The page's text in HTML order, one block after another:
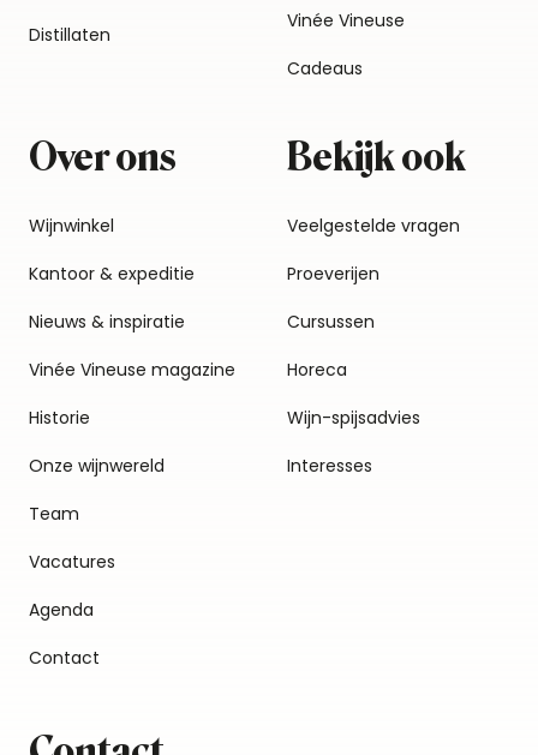
Distillaten
Vinée Vineuse
Cadeaus
Over ons
Wijnwinkel
Kantoor & expeditie
Nieuws & inspiratie
Vinée Vineuse magazine
Historie
Onze wijnwereld
Team
Vacatures
Agenda
Contact
Bekijk ook
Veelgestelde vragen
Proeverijen
Cursussen
Horeca
Wijn-spijsadvies
Interesses